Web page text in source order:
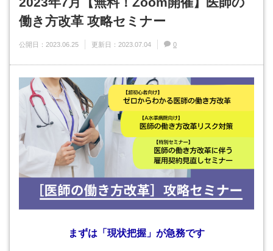
働き方改革 攻略セミナー
公開日： 2023.06.25 更新日： 2023.07.04 0
まずは「現状把握」が急務です